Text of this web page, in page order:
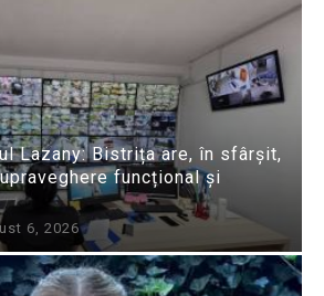
Lazany: Bistrița are, în sfârșit,
funcțional și
6, 2026